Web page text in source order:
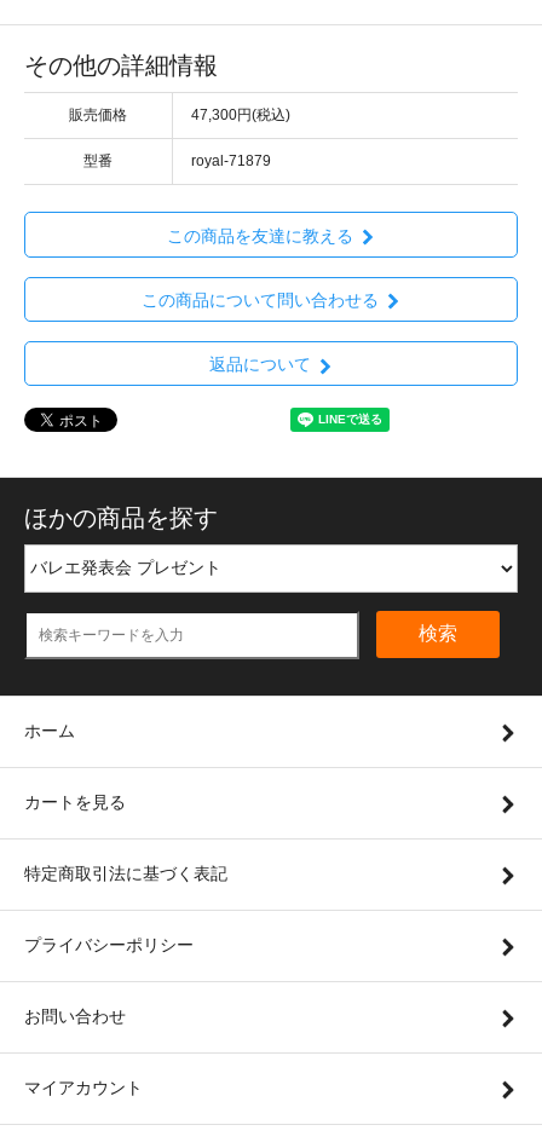
その他の詳細情報
販売価格 47,300円(税込)
型番 royal-71879
この商品を友達に教える
この商品について問い合わせる
返品について
ほかの商品を探す
検索
ホーム
カートを見る
特定商取引法に基づく表記
プライバシーポリシー
お問い合わせ
マイアカウント